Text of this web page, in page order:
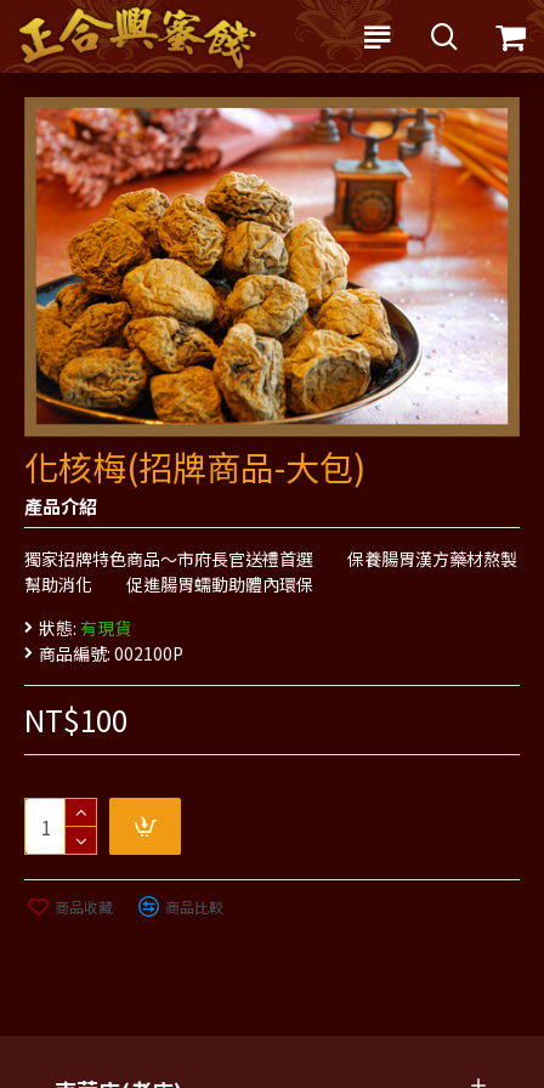
化核梅(招牌商品-大包)
產品介紹
獨家招牌特色商品～市府長官送禮首選 保養腸胃漢方藥材熬製
幫助消化 促進腸胃蠕動助體內環保
狀態: 有現貨
商品編號: 002100P
NT$100
商品收藏 商品比較